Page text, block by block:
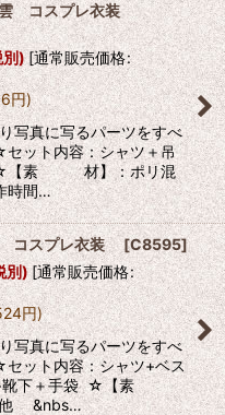
雲 コスプレ衣装
別) [通常販売価格:
円)
写真に写るパーツをすべ
ット内容：シャツ＋吊
☆【素 材】：ポリ混
時間…
コスプレ衣装 [C8595]
別) [通常販売価格:
円)
写真に写るパーツをすべ
ット内容：シャツ+ベス
+靴下＋手袋 ☆【素
他 &nbs…